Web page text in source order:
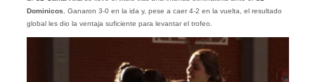
Dominicos.
Ganaron 3-0 en la ida y, pese a caer 4-2 en la vuelta, el resultado
global les dio la ventaja suficiente para levantar el trofeo.